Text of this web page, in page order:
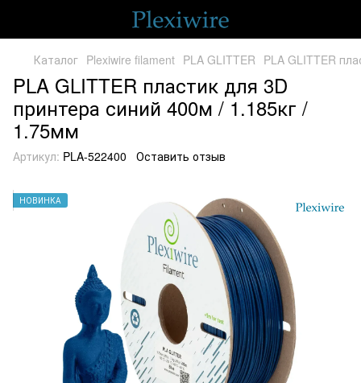
Каталог Plexiwire filament PLA GLITTER PLA GLITTER
PLA GLITTER пластик для 3D
принтера синий 400м / 1.185кг /
1.75мм
Артикул: PLA-522400 Оставить отзыв
НОВИНКА